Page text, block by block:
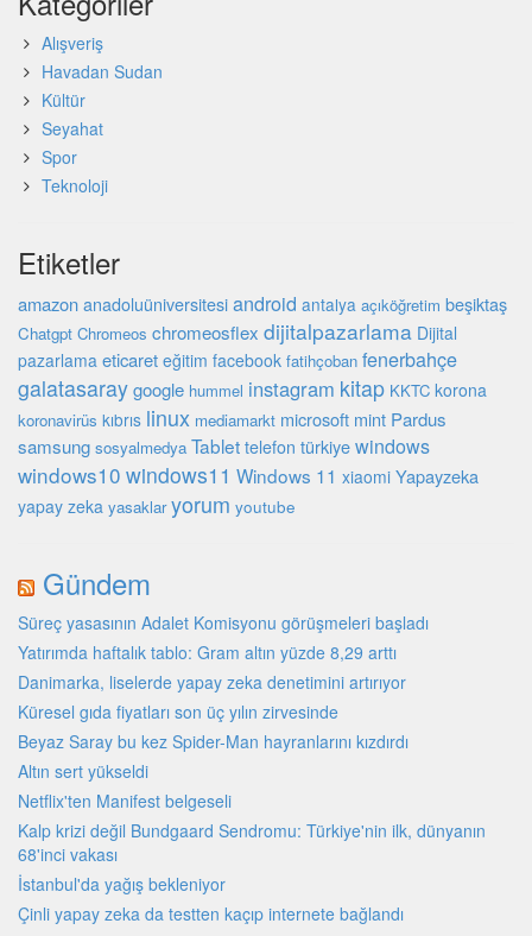
Alışveriş
Havadan Sudan
Kültür
Seyahat
Spor
Teknoloji
Etiketler
amazon anadoluüniversitesi android antalya açıköğretim beşiktaş
Chatgpt Chromeos chromeosflex dijitalpazarlama Dijital
pazarlama eticaret eğitim facebook fatihçoban fenerbahçe
galatasaraygoogle hummel instagram kitap KKTC korona
koronavirüs kıbrıs linux mediamarkt microsoft mint Pardus
samsung sosyalmedya Tablet telefon türkiyewindows
windows10 windows11 Windows 11 xiaomi Yapayzeka
yapay zeka yasaklar yorum youtube
Gündem
Süreç yasasının Adalet Komisyonu görüşmeleri başladı
Yatırımda haftalık tablo: Gram altın yüzde 8,29 arttı
Danimarka, liselerde yapay zeka denetimini artırıyor
Küresel gıda fiyatları son üç yılın zirvesinde
Beyaz Saray bu kez Spider-Man hayranlarını kızdırdı
Altın sert yükseldi
Netflix'ten Manifest belgeseli
Kalp krizi değil Bundgaard Sendromu: Türkiye'nin ilk, dünyanın
68'inci vakası
İstanbul'da yağış bekleniyor
Çinli yapay zeka da testten kaçıp internete bağlandı